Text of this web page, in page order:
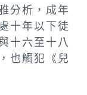
分析，成年
十年以下徒
十六至十八
也觸犯《兒